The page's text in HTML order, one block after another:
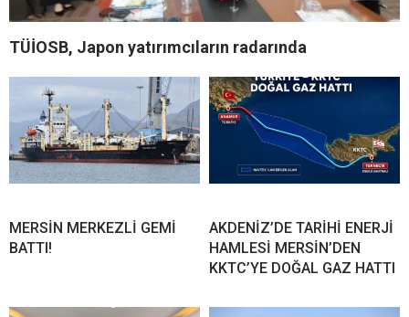
TÜİOSB, Japon yatırımcıların radarında
MERSİN MERKEZLİ GEMİ
BATTI!
AKDENİZ’DE TARİHİ ENERJİ
HAMLESİ MERSİN’DEN
KKTC’YE DOĞAL GAZ HATTI